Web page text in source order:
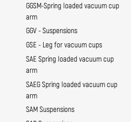
GGSM-Spring loaded vacuum cup
arm
GGV - Suspensions
GSE - Leg for vacuum cups
SAE Spring loaded vacuum cup
arm
SAEG Spring loaded vacuum cup
arm
SAM Suspensions